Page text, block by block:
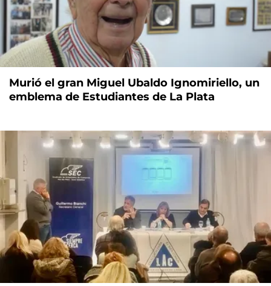
Murió el gran Miguel Ubaldo Ignomiriello, un
emblema de Estudiantes de La Plata